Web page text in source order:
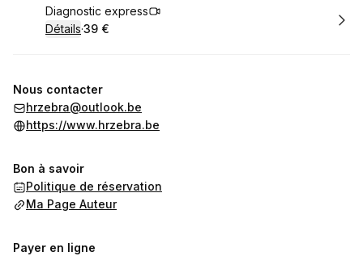
Réserver
Diagnostic express
Détails·
.Prix
39 €
Nous contacter
hrzebra@outlook.be
https://www.hrzebra.be
Bon à savoir
Politique de réservation
Ma Page Auteur
Payer en ligne